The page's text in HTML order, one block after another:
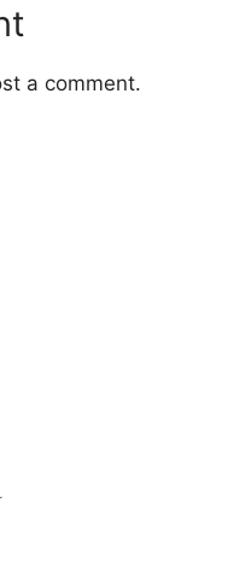
a comment.